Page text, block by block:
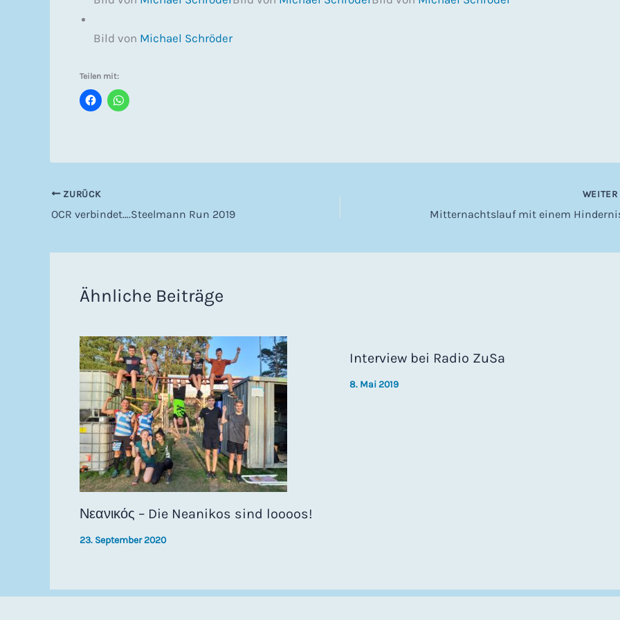
Bild von Michael Schröder
Teilen mit:
ZURÜCK
OCR verbindet….Steelmann Run 2019
WEITER
Mitternachtslauf mit einem
Ähnliche Beiträge
Νεανικός – Die Neanikos sind loooos!
23. September 2020
Interview bei Radio ZuSa
8. Mai 2019